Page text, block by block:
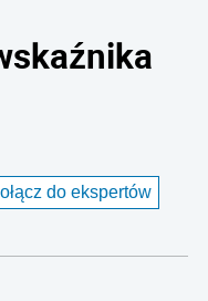
do ekspertów